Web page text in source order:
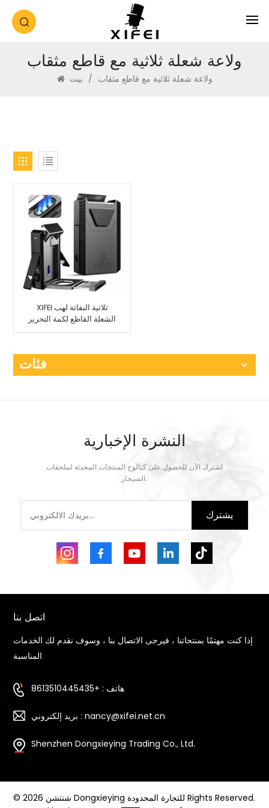
ولاعة شعلة ثلاثية مع قاطع مثقاب
/ ولاعة شعلة ثلاثية مع قاطع مثقاب
XIFEI ثلاثية النفاثة لهب
الشعلة القاطع لكمة التحرير
والسرد
فئات
النشرة الإخبارية
اشترك الآن للحصول على كتالوج المنتجات المحدثة لملحقات
السيجار.
يشترك
اتصل بنا
إذا كنت مهتمًا بمنتجاتنا ، فيرجى الاتصال بنا ، وسوف نقدم لك الخدمات
المناسبة
هاتف : +8613510445435
بريد إلكتروني : nancy@xifei.net.cn
Shenzhen Dongxieying Trading Co., Ltd.
© 2026 شنتشن Dongxieying للتجارة المحدودة Rights Reserved.